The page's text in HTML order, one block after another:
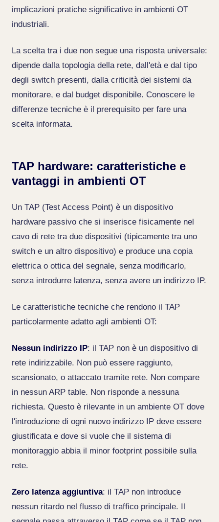
implicazioni pratiche significative in ambienti OT
industriali.
La scelta tra i due non segue una risposta universale:
dipende dalla topologia della rete, dall'età e dal tipo
degli switch presenti, dalla criticità dei sistemi da
monitorare, e dal budget disponibile. Conoscere le
differenze tecniche è il prerequisito per fare una
scelta informata.
TAP hardware: caratteristiche e
vantaggi in ambienti OT
Un TAP (Test Access Point) è un dispositivo
hardware passivo che si inserisce fisicamente nel
cavo di rete tra due dispositivi (tipicamente tra uno
switch e un altro dispositivo) e produce una copia
elettrica o ottica del segnale, senza modificarlo,
senza introdurre latenza, senza avere un indirizzo IP.
Le caratteristiche tecniche che rendono il TAP
particolarmente adatto agli ambienti OT:
Nessun indirizzo IP: il TAP non è un dispositivo di
rete indirizzabile. Non può essere raggiunto,
scansionato, o attaccato tramite rete. Non compare
in nessun ARP table. Non risponde a nessuna
richiesta. Questo è rilevante in un ambiente OT dove
l'introduzione di ogni nuovo indirizzo IP deve essere
giustificata e dove si vuole che il sistema di
monitoraggio abbia il minor footprint possibile sulla
rete.
Zero latenza aggiuntiva: il TAP non introduce
nessun ritardo nel flusso di traffico principale. Il